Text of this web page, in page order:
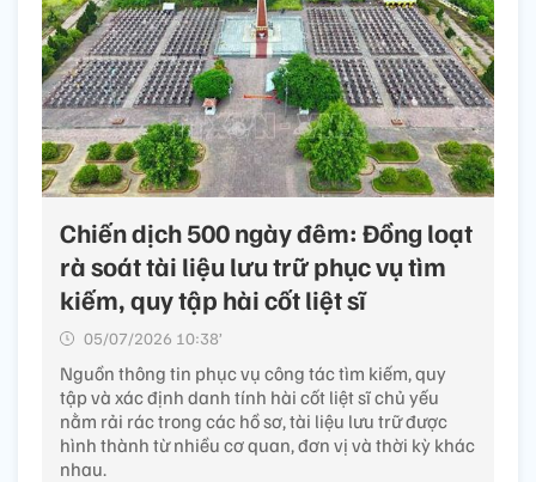
Chiến dịch 500 ngày đêm: Đồng loạt
rà soát tài liệu lưu trữ phục vụ tìm
kiếm, quy tập hài cốt liệt sĩ
05/07/2026 10:38’
Nguồn thông tin phục vụ công tác tìm kiếm, quy
tập và xác định danh tính hài cốt liệt sĩ chủ yếu
nằm rải rác trong các hồ sơ, tài liệu lưu trữ được
hình thành từ nhiều cơ quan, đơn vị và thời kỳ khác
nhau.